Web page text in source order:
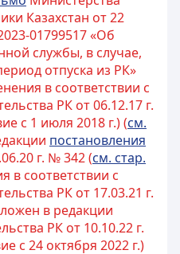
Казахстан от 22
01799517 «Об
службы, в случае,
отпуска из РК»
в соответствии с
РК от 06.12.17 г.
с 1 июля 2018 г.) (см.
постановления
г. № 342 (см. стар.
в соответствии с
РК от 17.03.21 г.
в редакции
РК от 10.10.22 г.
с 24 октября 2022 г.)